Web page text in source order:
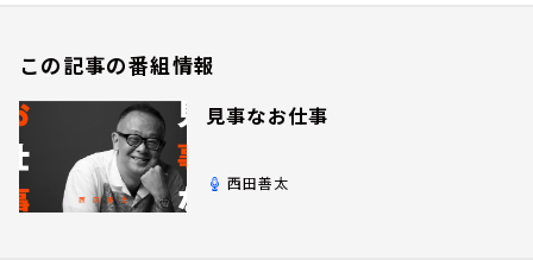
この記事の番組情報
見事なお仕事
西田善太